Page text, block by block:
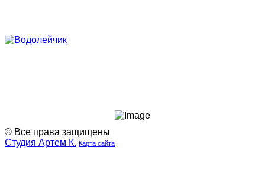
© Все права защищены
Студия Артем К. Карта сайта